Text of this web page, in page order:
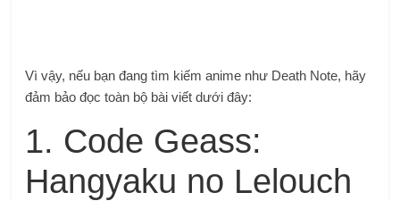
Vì vậy, nếu bạn đang tìm kiếm anime như Death Note, hãy
đảm bảo đọc toàn bộ bài viết dưới đây:
1. Code Geass:
Hangyaku no Lelouch